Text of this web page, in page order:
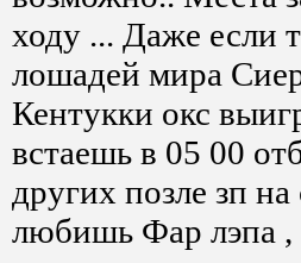
ходу ... Даже если
лошадей мира
Кентукки окс
встаешь в 05 00
других позле зп
любишь Фар лэпа ,